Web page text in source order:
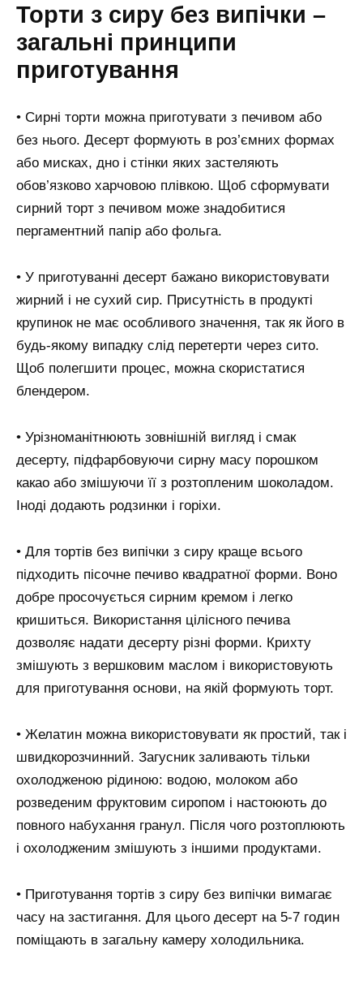
Торти з сиру без випічки –
загальні принципи
приготування
• Сирні торти можна приготувати з печивом або
без нього. Десерт формують в роз’ємних формах
або мисках, дно і стінки яких застеляють
обов’язково харчовою плівкою. Щоб сформувати
сирний торт з печивом може знадобитися
пергаментний папір або фольга.
• У приготуванні десерт бажано використовувати
жирний і не сухий сир. Присутність в продукті
крупинок не має особливого значення, так як його в
будь-якому випадку слід перетерти через сито.
Щоб полегшити процес, можна скористатися
блендером.
• Урізноманітнюють зовнішній вигляд і смак
десерту, підфарбовуючи сирну масу порошком
какао або змішуючи її з розтопленим шоколадом.
Іноді додають родзинки і горіхи.
• Для тортів без випічки з сиру краще всього
підходить пісочне печиво квадратної форми. Воно
добре просочується сирним кремом і легко
кришиться. Використання цілісного печива
дозволяє надати десерту різні форми. Крихту
змішують з вершковим маслом і використовують
для приготування основи, на якій формують торт.
• Желатин можна використовувати як простий, так і
швидкорозчинний. Загусник заливають тільки
охолодженою рідиною: водою, молоком або
розведеним фруктовим сиропом і настоюють до
повного набухання гранул. Після чого розтоплюють
і охолодженим змішують з іншими продуктами.
• Приготування тортів з сиру без випічки вимагає
часу на застигання. Для цього десерт на 5-7 годин
поміщають в загальну камеру холодильника.